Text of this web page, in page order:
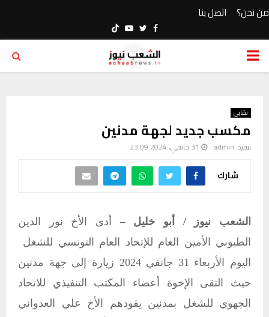
من نحن؟ اتصل بنا
Facebook
Twitter
Youtube
PRIMARY
نقابي
مكسب جديد لجهة مدنين
تنفيذ: admin 31 جانفي، 2024 23:09
شارك
الشعب نيوز / أبو خليل –
أدى الأخ نور الدين
الطبوبي الأمين العام للإتحاد العام التونسي للشغل
اليوم الأربعاء 31 جانفي 2024 زيارة إلى جهة مدنين
حيث التقى الإخوة أعضاء المكتب التنفيذي للاتحاد
الجهوي للشغل بمدنين يقودهم الأخ علي العدواني